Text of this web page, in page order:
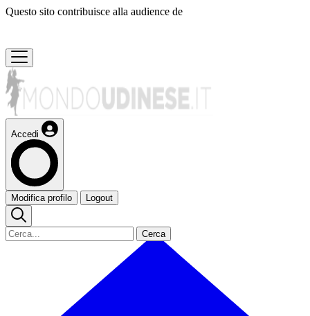
Questo sito contribuisce alla audience de
Accedi
Modifica profilo Logout
Cerca